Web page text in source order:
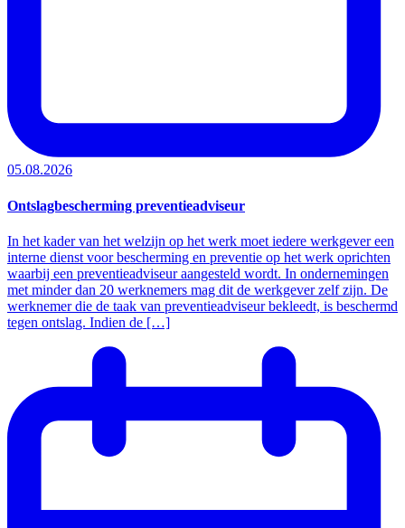
05.08.2026
Ontslagbescherming preventieadviseur
In het kader van het welzijn op het werk moet iedere werkgever een
interne dienst voor bescherming en preventie op het werk oprichten
waarbij een preventieadviseur aangesteld wordt. In ondernemingen
met minder dan 20 werknemers mag dit de werkgever zelf zijn. De
werknemer die de taak van preventieadviseur bekleedt, is beschermd
tegen ontslag. Indien de […]